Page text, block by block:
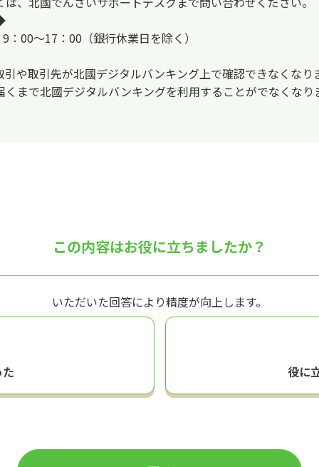
00～17：00（銀行休業日を除く）
や取引先が北國デジタルバンキング上で確認できなくなり
まで北國デジタルバンキングを利用することがでなくな
この内容はお役に立ちましたか？
いただいた回答により精度が向上します。
役に